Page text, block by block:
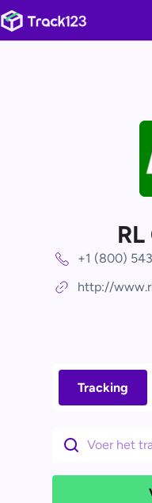
+1 (800)
http://
Tracking